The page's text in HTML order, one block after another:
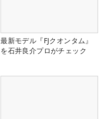
最新モデル『FJクオンタム』
を石井良介プロがチェック